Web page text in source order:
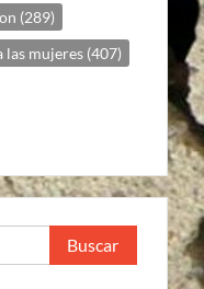
(289)
las mujeres (407)
Buscar: